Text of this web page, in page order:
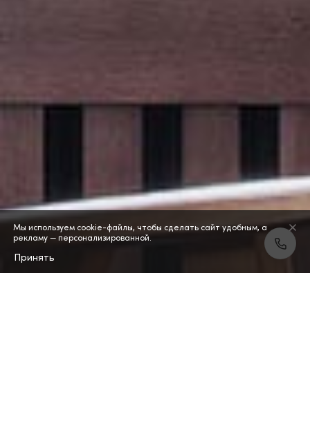
Мы используем cookie-файлы, чтобы сделать сайт удобным, а
рекламу — персонализированной.
Принять